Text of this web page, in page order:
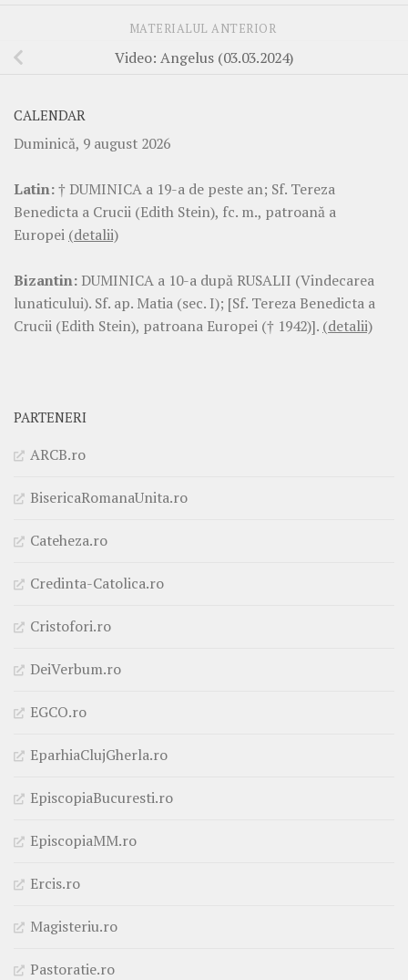
MATERIALUL ANTERIOR
Video: Angelus (03.03.2024)
CALENDAR
Duminică, 9 august 2026
Latin:† DUMINICA a 19-a de peste an; Sf. Tereza
Benedicta a Crucii (Edith Stein), fc. m., patroană a
Europei (detalii)
Bizantin: DUMINICA a 10-a după RUSALII (Vindecarea
lunaticului). Sf. ap. Matia (sec. I); [Sf. Tereza Benedicta a
Crucii (Edith Stein), patroana Europei († 1942)]. (detalii)
PARTENERI
ARCB.ro
BisericaRomanaUnita.ro
Cateheza.ro
Credinta-Catolica.ro
Cristofori.ro
DeiVerbum.ro
EGCO.ro
EparhiaClujGherla.ro
EpiscopiaBucuresti.ro
EpiscopiaMM.ro
Ercis.ro
Magisteriu.ro
Pastoratie.ro